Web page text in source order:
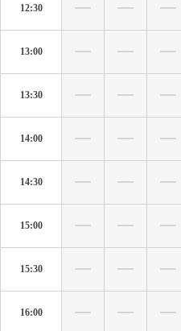
12:30
13:00
13:30
14:00
14:30
15:00
15:30
16:00